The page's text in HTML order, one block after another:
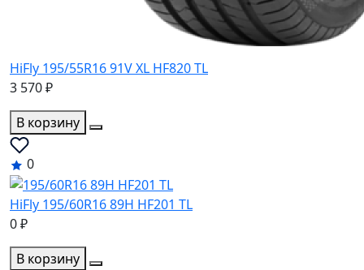
HiFly 195/55R16 91V XL HF820 TL
3 570 ₽
В корзину
0
HiFly 195/60R16 89H HF201 TL
0 ₽
В корзину